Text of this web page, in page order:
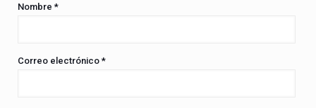
Nombre *
Correo electrónico *